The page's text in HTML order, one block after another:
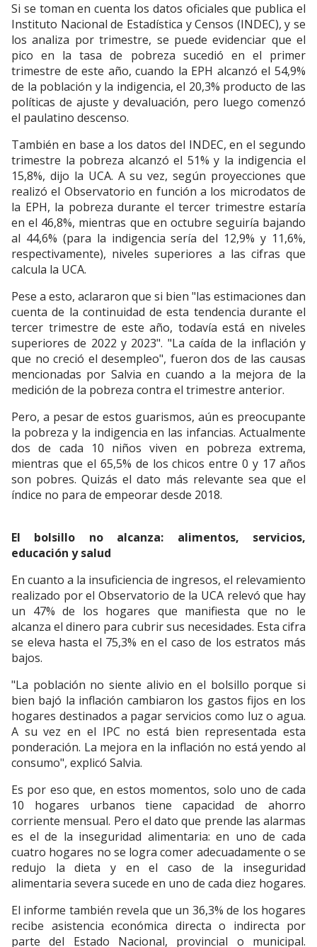
Si se toman en cuenta los datos oficiales que publica el
Instituto Nacional de Estadística y Censos (INDEC), y se
los analiza por trimestre, se puede evidenciar que el
pico en la tasa de pobreza sucedió en el primer
trimestre de este año, cuando la EPH alcanzó el 54,9%
de la población y la indigencia, el 20,3% producto de las
políticas de ajuste y devaluación, pero luego comenzó
el paulatino descenso.
También en base a los datos del INDEC, en el segundo
trimestre la pobreza alcanzó el 51% y la indigencia el
15,8%, dijo la UCA. A su vez, según proyecciones que
realizó el Observatorio en función a los microdatos de
la EPH, la pobreza durante el tercer trimestre estaría
en el 46,8%, mientras que en octubre seguiría bajando
al 44,6% (para la indigencia sería del 12,9% y 11,6%,
respectivamente), niveles superiores a las cifras que
calcula la UCA.
Pese a esto, aclararon que si bien "las estimaciones dan
cuenta de la continuidad de esta tendencia durante el
tercer trimestre de este año, todavía está en niveles
superiores de 2022 y 2023". "La caída de la inflación y
que no creció el desempleo", fueron dos de las causas
mencionadas por Salvia en cuando a la mejora de la
medición de la pobreza contra el trimestre anterior.
Pero, a pesar de estos guarismos, aún es preocupante
la pobreza y la indigencia en las infancias. Actualmente
dos de cada 10 niños viven en pobreza extrema,
mientras que el 65,5% de los chicos entre 0 y 17 años
son pobres. Quizás el dato más relevante sea que el
índice no para de empeorar desde 2018.
El bolsillo no alcanza: alimentos, servicios,
educación y salud
En cuanto a la insuficiencia de ingresos, el relevamiento
realizado por el Observatorio de la UCA relevó que hay
un 47% de los hogares que manifiesta que no le
alcanza el dinero para cubrir sus necesidades. Esta cifra
se eleva hasta el 75,3% en el caso de los estratos más
bajos.
"La población no siente alivio en el bolsillo porque si
bien bajó la inflación cambiaron los gastos fijos en los
hogares destinados a pagar servicios como luz o agua.
A su vez en el IPC no está bien representada esta
ponderación. La mejora en la inflación no está yendo al
consumo", explicó Salvia.
Es por eso que, en estos momentos, solo uno de cada
10 hogares urbanos tiene capacidad de ahorro
corriente mensual. Pero el dato que prende las alarmas
es el de la inseguridad alimentaria: en uno de cada
cuatro hogares no se logra comer adecuadamente o se
redujo la dieta y en el caso de la inseguridad
alimentaria severa sucede en uno de cada diez hogares.
El informe también revela que un 36,3% de los hogares
recibe asistencia económica directa o indirecta por
parte del Estado Nacional, provincial o municipal.